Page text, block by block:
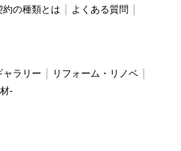
約の種類とは
よくある質問
ャラリー
リフォーム・リノベ
-